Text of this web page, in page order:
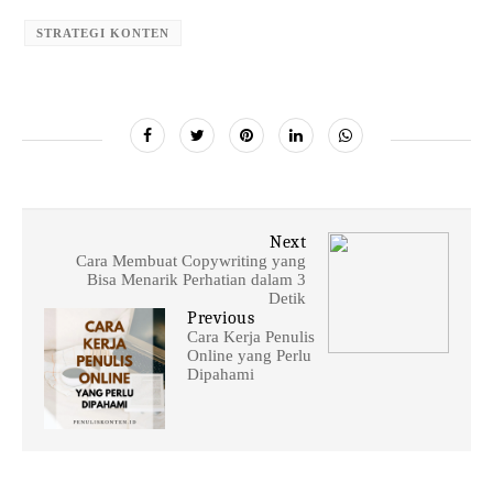
STRATEGI KONTEN
Next
Cara Membuat Copywriting yang
Bisa Menarik Perhatian dalam 3
Detik
Previous
Cara Kerja Penulis
Online yang Perlu
Dipahami